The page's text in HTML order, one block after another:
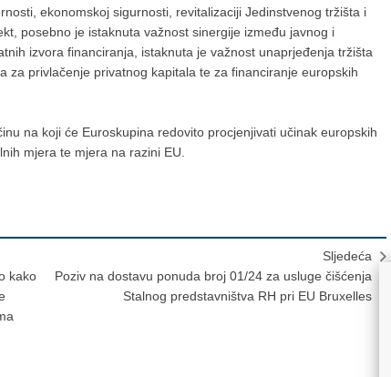
ekonomskoj sigurnosti, revitalizaciji Jedinstvenog tržišta i
posebno je istaknuta važnost sinergije između javnog i
izvora financiranja, istaknuta je važnost unaprjeđenja tržišta
za privlačenje privatnog kapitala te za financiranje europskih
na koji će Euroskupina redovito procjenjivati učinak europskih
mjera te mjera na razini EU.
kako
Sljedeća
Poziv na dostavu ponuda broj 01/24 za usluge čišćenja
Stalnog predstavništva RH pri EU Bruxelles